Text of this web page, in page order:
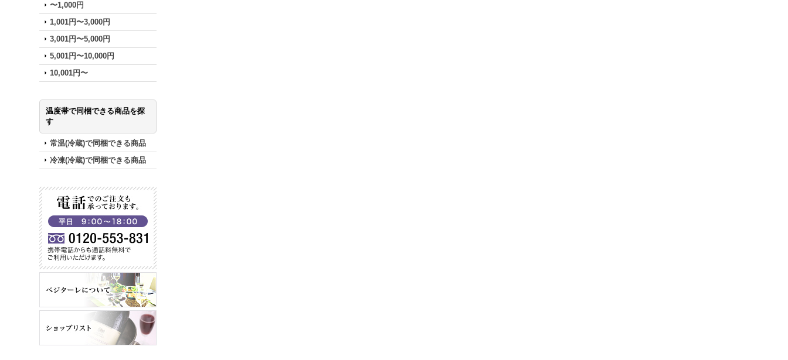
〜1,000円
1,001円〜3,000円
3,001円〜5,000円
5,001円〜10,000円
10,001円〜
温度帯で同梱できる商品を探
す
常温(冷蔵)で同梱できる商品
冷凍(冷蔵)で同梱できる商品